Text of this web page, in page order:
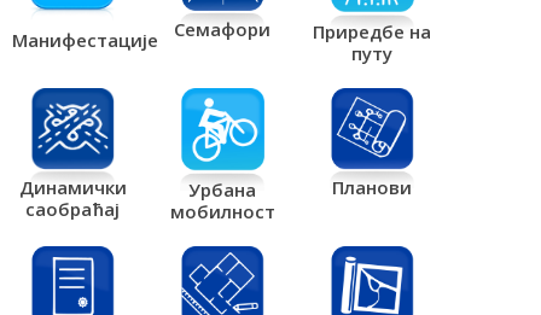
Манифестације Семафори
Приредбе на
путу
Динамички
саобраћај
Урбана
мобилност
Планови